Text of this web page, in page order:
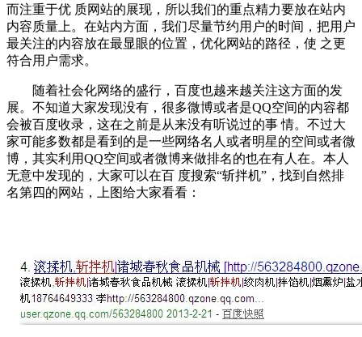
而注重于优 质网站的展现，所以我们的重点精力要放在站内
内容质量上。在站内方面，我们尽量节约用户的时间，把用户
最关注的内容放在最显眼的位置，优化网站的路径，使 之更
符合用户需求。
随着社会化网络的盛行，百度也越来越关注这方面的发
展。不知道大家发现没有，很多微博或者是QQ空间的内容都
会被百度收录，这在之前是从来没有听说过的事 情。不过大
家可能多数都是看到的是一些网络名人或者明星的空间或者微
博，其实利用QQ空间或者微博来做排名的也在有人在。本人
无意中发现的，大家可以在百 度搜索“斩拌机”，找到自然排
名第四的网站，上图给大家看看：